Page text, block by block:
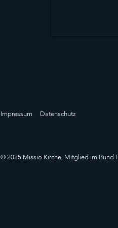
Impressum Datenschutz
© 2025 Missio Kirche, Mitglied im Bund